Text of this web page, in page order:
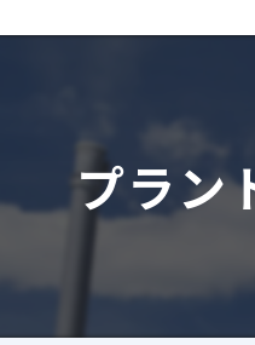
プラン